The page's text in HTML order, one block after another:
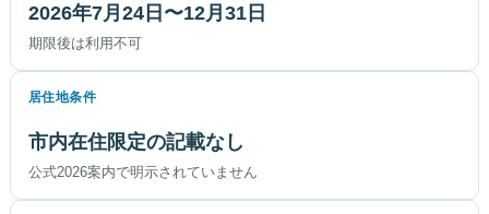
2026年7月24日〜12月31日
期限後は利用不可
居住地条件
市内在住限定の記載なし
公式2026案内で明示されていません